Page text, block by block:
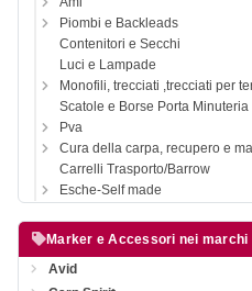
Piombi e Backleads
Contenitori e Secchi
Luci e Lampade
Monofili, trecciati ,trecciati per
Scatole e Borse Porta Minuteria
Pva
Cura della carpa, recupero e
Carrelli Trasporto/Barrow
Esche-Self made
Marker e Accessori nei marchi
Avid